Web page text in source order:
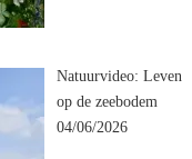
Natuurvideo: Leven
op de zeebodem
04/06/2026